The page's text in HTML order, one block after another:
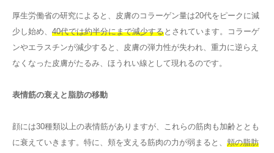
厚生労働省の研究によると、皮膚のコラーゲン量は20代をピークに減
少し始め、 40代では約半分にまで減少するとされています。コラーゲ
ンやエラスチンが減少すると、皮膚の弾力性が失われ、重力に逆らえ
なくなった皮膚がたるみ、ほうれい線として現れるのです。
表情筋の衰えと脂肪の移動
顔には30種類以上の表情筋がありますが、これらの筋肉も加齢ととも
に衰えていきます。特に、頬を支える筋肉の力が弱まると、 頬の脂肪